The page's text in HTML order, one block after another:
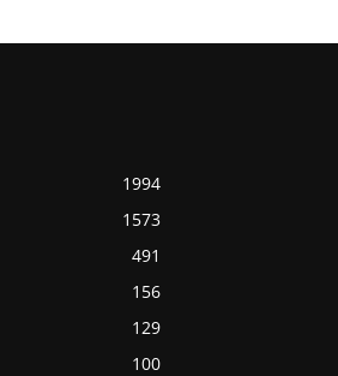
1994
1573
491
156
129
100